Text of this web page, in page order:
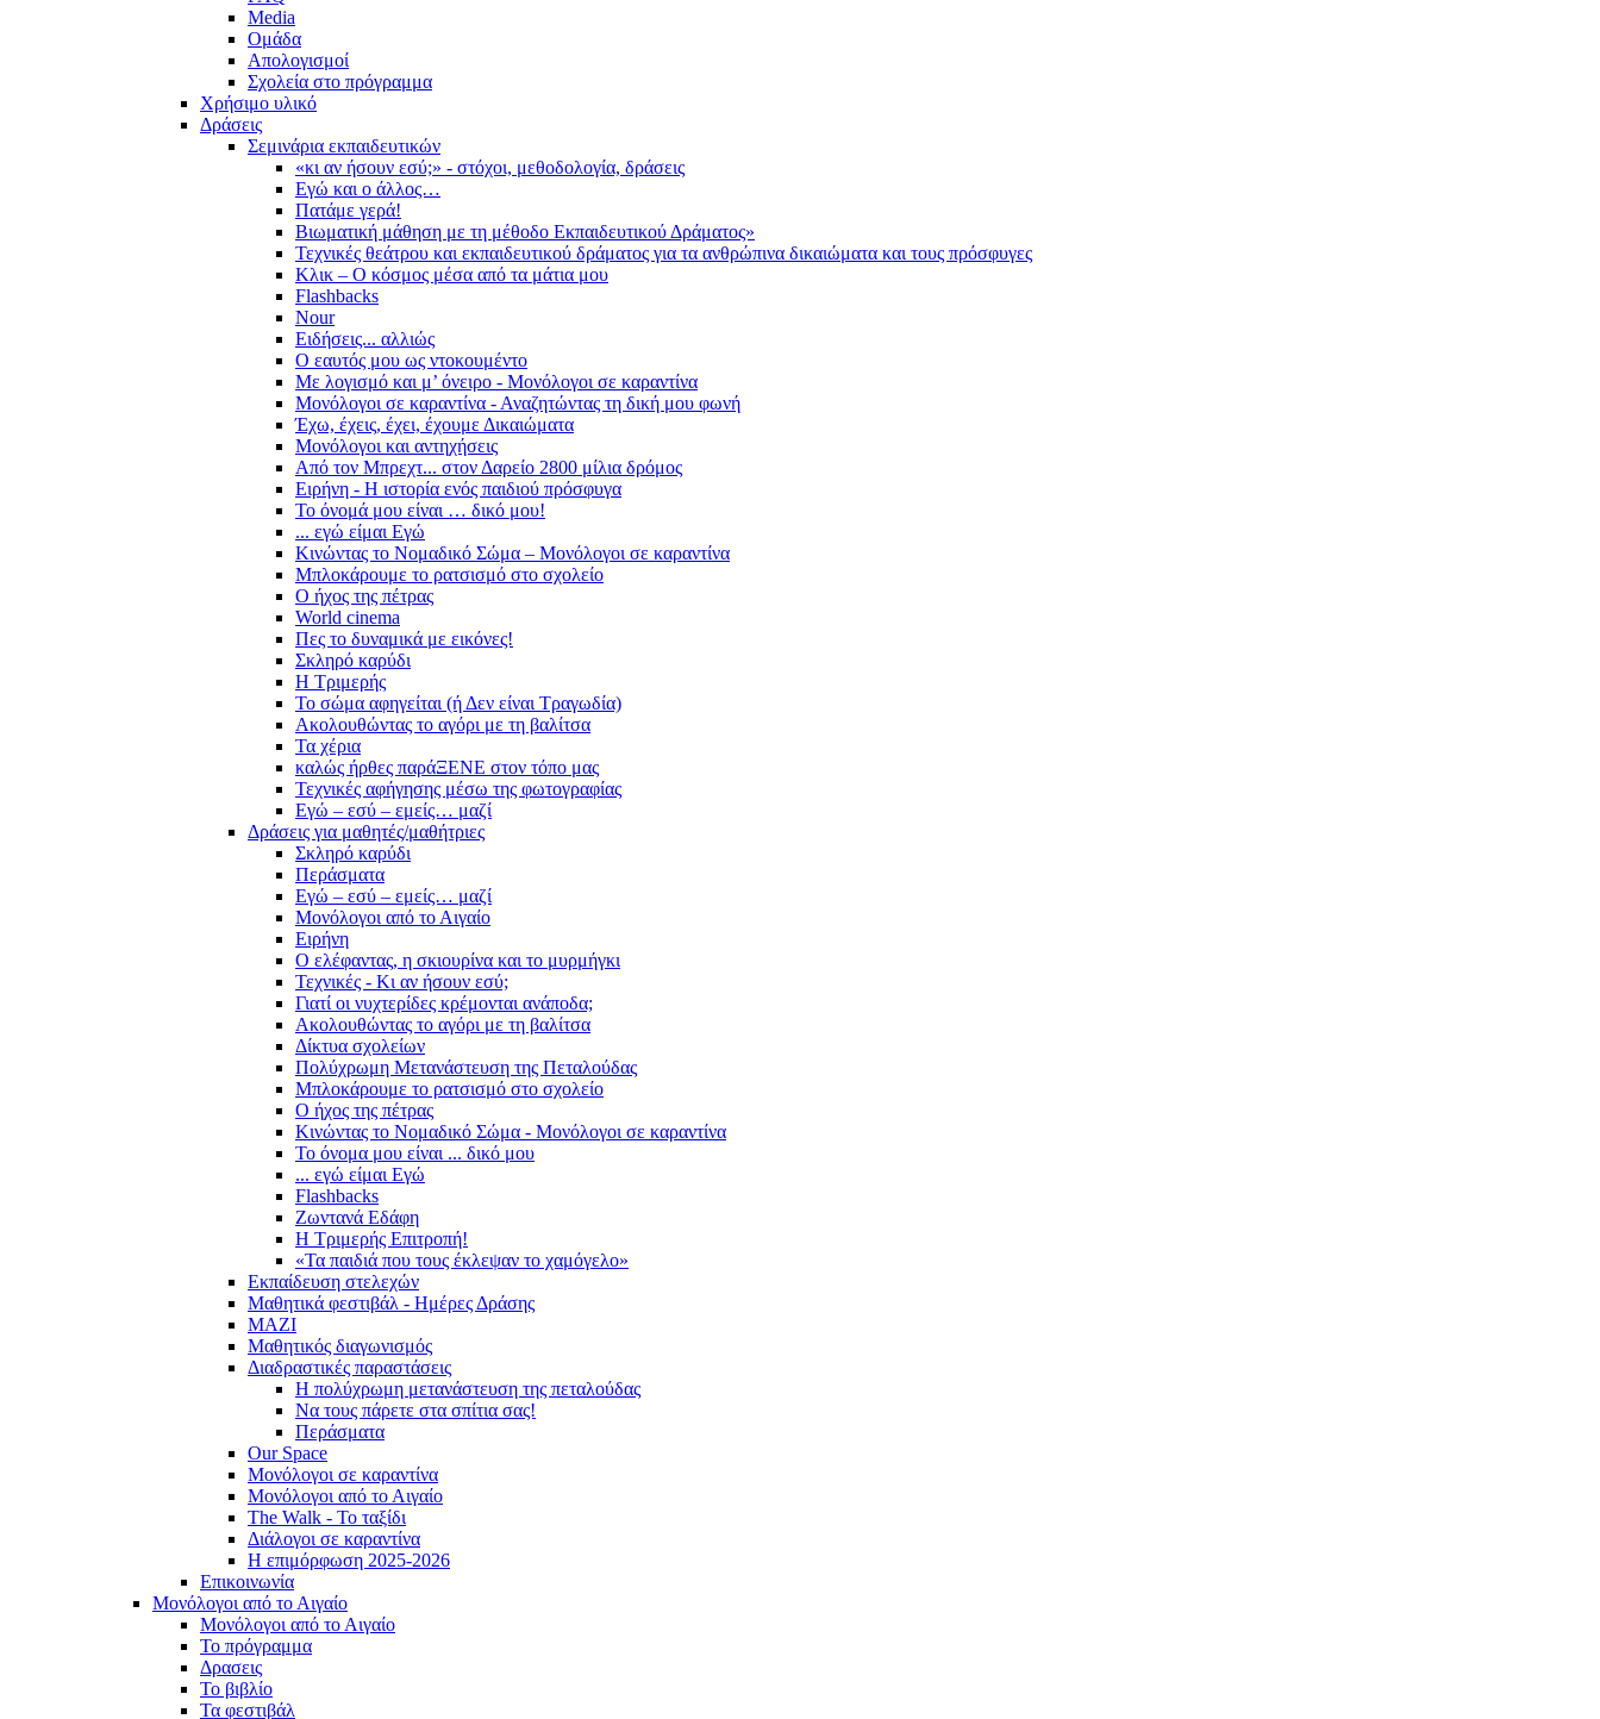
Media
Ομάδα
Απολογισμοί
Σχολεία στο πρόγραμμα
Χρήσιμο υλικό
Δράσεις
Σεμινάρια εκπαιδευτικών
«κι αν ήσουν εσύ;» - στόχοι, μεθοδολογία, δράσεις
Εγώ και ο άλλος…
Πατάμε γερά!
Βιωματική μάθηση με τη μέθοδο Εκπαιδευτικού Δράματος»
Τεχνικές θεάτρου και εκπαιδευτικού δράματος για τα ανθρώπινα δικαιώματα και τους πρόσφυγες
Κλικ – Ο κόσμος μέσα από τα μάτια μου
Flashbacks
Nour
Ειδήσεις... αλλιώς
Ο εαυτός μου ως ντοκουμέντο
Με λογισμό και μ’ όνειρο - Μονόλογοι σε καραντίνα
Μονόλογοι σε καραντίνα - Αναζητώντας τη δική μου φωνή
Έχω, έχεις, έχει, έχουμε Δικαιώματα
Μονόλογοι και αντηχήσεις
Από τον Μπρεχτ... στον Δαρείο 2800 μίλια δρόμος
Ειρήνη - Η ιστορία ενός παιδιού πρόσφυγα
Το όνομά μου είναι … δικό μου!
... εγώ είμαι Εγώ
Κινώντας το Νομαδικό Σώμα – Μονόλογοι σε καραντίνα
Μπλοκάρουμε το ρατσισμό στο σχολείο
Ο ήχος της πέτρας
World cinema
Πες το δυναμικά με εικόνες!
Σκληρό καρύδι
Η Τριμερής
Το σώμα αφηγείται (ή Δεν είναι Τραγωδία)
Ακολουθώντας το αγόρι με τη βαλίτσα
Τα χέρια
καλώς ήρθες παράΞΕΝΕ στον τόπο μας
Τεχνικές αφήγησης μέσω της φωτογραφίας
Εγώ – εσύ – εμείς… μαζί
Δράσεις για μαθητές/μαθήτριες
Σκληρό καρύδι
Περάσματα
Εγώ – εσύ – εμείς… μαζί
Μονόλογοι από το Αιγαίο
Ειρήνη
Ο ελέφαντας, η σκιουρίνα και το μυρμήγκι
Τεχνικές - Κι αν ήσουν εσύ;
Γιατί οι νυχτερίδες κρέμονται ανάποδα;
Ακολουθώντας το αγόρι με τη βαλίτσα
Δίκτυα σχολείων
Πολύχρωμη Μετανάστευση της Πεταλούδας
Μπλοκάρουμε το ρατσισμό στο σχολείο
Ο ήχος της πέτρας
Κινώντας το Νομαδικό Σώμα - Μονόλογοι σε καραντίνα
Το όνομα μου είναι ... δικό μου
... εγώ είμαι Εγώ
Flashbacks
Ζωντανά Εδάφη
Η Τριμερής Επιτροπή!
«Τα παιδιά που τους έκλεψαν το χαμόγελο»
Εκπαίδευση στελεχών
Μαθητικά φεστιβάλ - Ημέρες Δράσης
ΜΑΖΙ
Μαθητικός διαγωνισμός
Διαδραστικές παραστάσεις
Η πολύχρωμη μετανάστευση της πεταλούδας
Να τους πάρετε στα σπίτια σας!
Περάσματα
Our Space
Μονόλογοι σε καραντίνα
Μονόλογοι από το Αιγαίο
The Walk - Το ταξίδι
Διάλογοι σε καραντίνα
Η επιμόρφωση 2025-2026
Επικοινωνία
Μονόλογοι από το Αιγαίο
Μονόλογοι από το Αιγαίο
Το πρόγραμμα
Δρασεις
Το βιβλίο
Τα φεστιβάλ